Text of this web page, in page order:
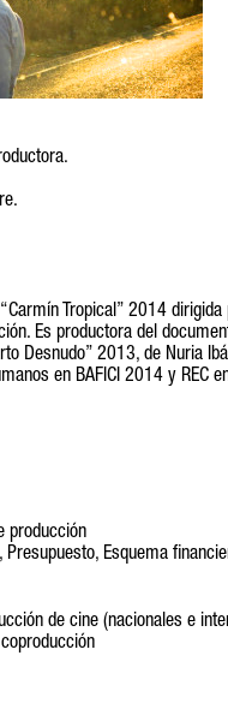
Tropical” 2014
Es productora del
Desnudo” 2013, de Nuria
en BAFICI 2014 y REC
producción
Presupuesto, Esquema
de cine (nacionales e